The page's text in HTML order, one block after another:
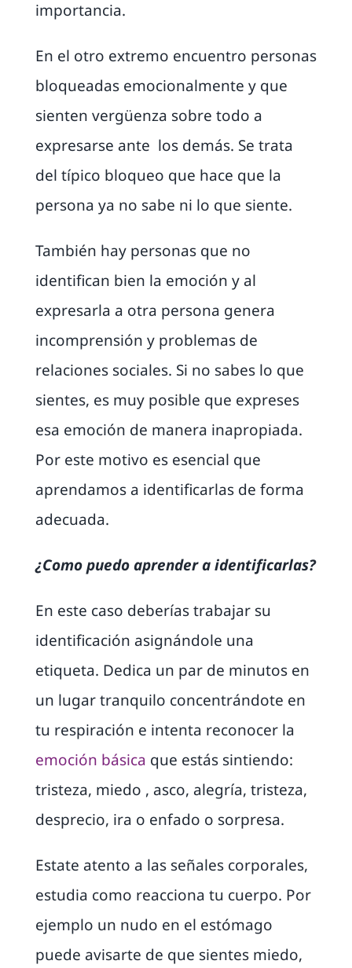
importancia.
En el otro extremo encuentro personas
bloqueadas emocionalmente y que
sienten vergüenza sobre todo a
expresarse ante los demás. Se trata
del típico bloqueo que hace que la
persona ya no sabe ni lo que siente.
También hay personas que no
identifican bien la emoción y al
expresarla a otra persona genera
incomprensión y problemas de
relaciones sociales. Si no sabes lo que
sientes, es muy posible que expreses
esa emoción de manera inapropiada.
Por este motivo es esencial que
aprendamos a identificarlas de forma
adecuada.
¿Como puedo aprender a identificarlas?
En este caso deberías trabajar su
identificación asignándole una
etiqueta. Dedica un par de minutos en
un lugar tranquilo concentrándote en
tu respiración e intenta reconocer la
emoción básica que estás sintiendo:
tristeza, miedo , asco, alegría, tristeza,
desprecio, ira o enfado o sorpresa.
Estate atento a las señales corporales,
estudia como reacciona tu cuerpo. Por
ejemplo un nudo en el estómago
puede avisarte de que sientes miedo,